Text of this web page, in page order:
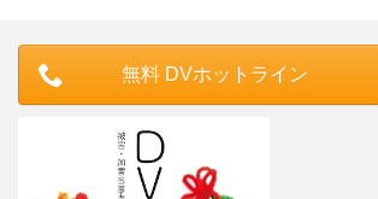
無料 DVホットライン